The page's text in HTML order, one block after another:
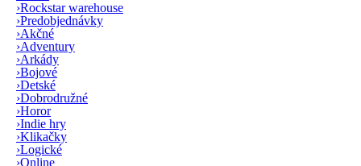
›Rockstar warehouse
›Predobjednávky
›Akčné
›Adventury
›Arkády
›Bojové
›Detské
›Dobrodružné
›Horor
›Indie hry
›Klikačky
›Logické
›Online